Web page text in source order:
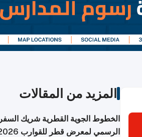
المزيد من المقالات
الخطوط الجوية القطرية شريك السفر
الرسمي لمعرض قطر للقوارب 2026